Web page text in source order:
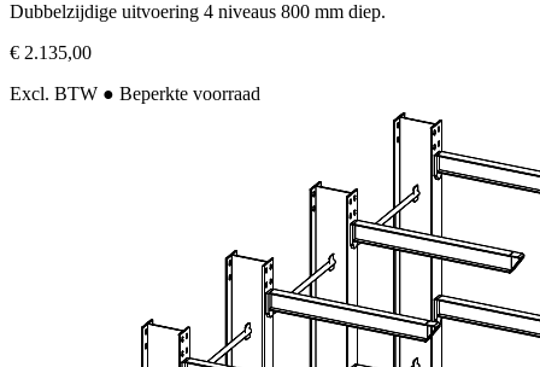
Dubbelzijdige uitvoering 4 niveaus 800 mm diep.
€ 2.135,00
Excl. BTW ● Beperkte voorraad